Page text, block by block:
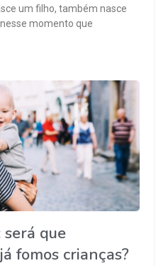
um filho, também nasce
momento que
que
fomos crianças?